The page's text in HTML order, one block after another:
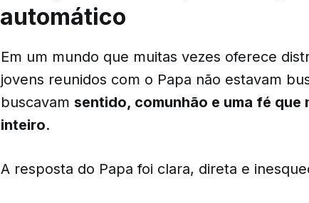
automático
Em um mundo que muitas vezes oferece
jovens reunidos com o Papa não estavam
buscavam sentido, comunhão e uma fé que
inteiro.
A resposta do Papa foi clara, direta e